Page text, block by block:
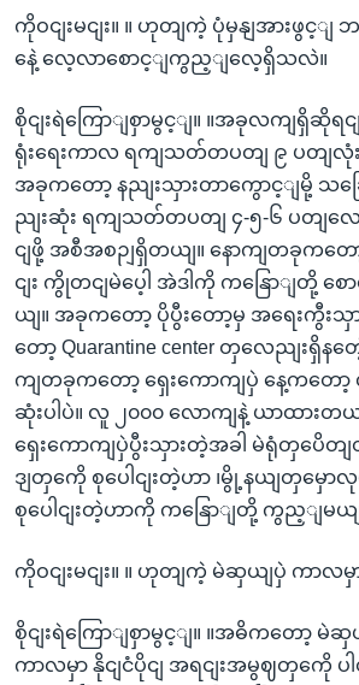
ကိုဝငျးမငျး။ ။ ဟုတျကဲ့ ပုံမှနျအားဖွင့ျ
နေဲ့ လေ့လာစောင့ျကွည့ျလေ့ရှိသလဲ။
စိုငျးရဲကြောျစှာမွင့ျ။ ။အခုလကျရှိဆိုရ
ရုံးရေးကာလ ရကျသတ်တပတျ ၉ ပတျ
အခုကတော့ နညျးသှားတာကွောင့ျမို့ သခ
ညျးဆုံး ရကျသတ်တပတျ ၄-၅-၆ ပတျ
ငျဖို့ အစီအစဉျရှိတယျ။ နောကျတခုကတ
ငျး ကွိုတငျမဲပေ့ါ အဲဒါကို ကနြောျတို့
ယျ။ အခုကတော့ ပိုပွီးတော့မှ အရေးကွီး
တော့ Quarantine center တှလေညျးရှိနတ
ကျတခုကတော့ ရှေးကောကျပှဲ နေ့ကတော့
ဆုံးပါပဲ။ လူ ၂၀၀၀ လောကျနဲ့ ယာထားတယ
ရှေးကောကျပှဲပွီးသှားတဲ့အခါ မဲရုံတှပေိတ
ဒျတှကေို စုပေါငျးတဲ့ဟာ ၊မွို့နယျတှမှေ
စုပေါငျးတဲ့ဟာကို ကနြောျတို့ ကွည့ျမယ
ကိုဝငျးမငျး။ ။ ဟုတျကဲ့ မဲဆှယျပှဲ ကာလမှ
စိုငျးရဲကြောျစှာမွင့ျ။ ။အဓိကတော့ မဲဆှယ
ကာလမှာ နိုငျငံပိုငျ အရငျးအမွဈတှကေို